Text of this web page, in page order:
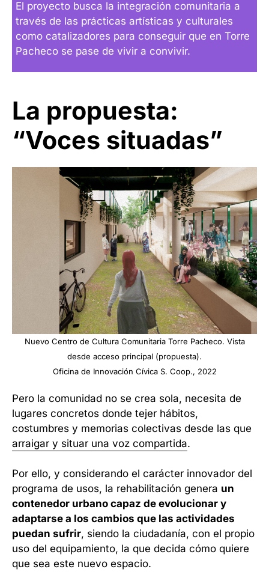
El proyecto busca la integración comunitaria a
través de las prácticas artísticas y culturales
como catalizadores para conseguir que en Torre
Pacheco se pase de vivir a convivir.
La propuesta:
“Voces situadas”
Nuevo Centro de Cultura Comunitaria Torre Pacheco. Vista
desde acceso principal (propuesta).
Oficina de Innovación Cívica S. Coop., 2022
Pero la comunidad no se crea sola, necesita de
lugares concretos donde tejer hábitos,
costumbres y memorias colectivas desde las que
arraigar y situar una voz compartida.
Por ello, y considerando el carácter innovador del
programa de usos, la rehabilitación genera un
contenedor urbano capaz de evolucionar y
adaptarse a los cambios que las actividades
puedan sufrir, siendo la ciudadanía, con el propio
uso del equipamiento, la que decida cómo quiere
que sea este nuevo espacio.